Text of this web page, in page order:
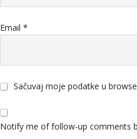
Email *
Sačuvaj moje podatke u
Notify me of follow-up comments